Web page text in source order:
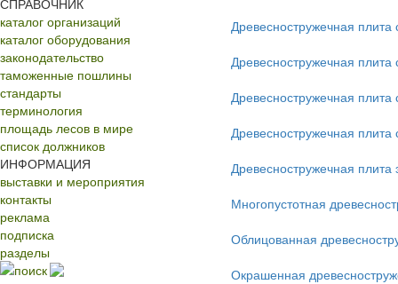
СПРАВОЧНИК
каталог организаций
каталог оборудования
законодательство
таможенные пошлины
стандарты
терминология
площадь лесов в мире
список должников
ИНФОРМАЦИЯ
выставки и мероприятия
контакты
реклама
подписка
разделы
поиск
Древесностружечная
Древесностружечная плита
Древесностружечная
Древесностружечная
Древесностружечная плита
Многопустотная
Облицованная
Окрашенная